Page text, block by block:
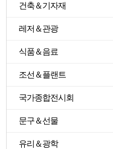
건축＆기자재
레저＆관광
식품＆음료
조선＆플랜트
국가종합전시회
문구＆선물
유리＆광학